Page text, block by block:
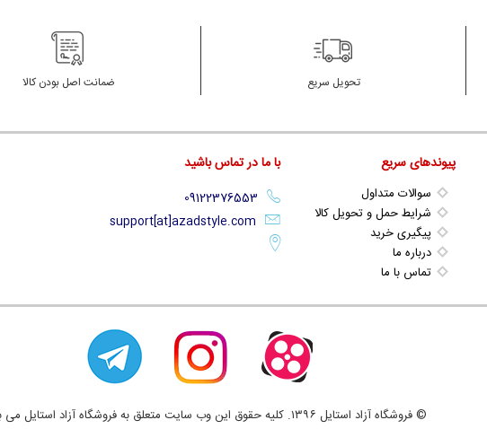
تحویل سریع ضمانت اصل بودن کالا
پیوندهای سریع
سوالات متداول
شرایط حمل و تحویل کالا
پیگیری خرید
درباره ما
تماس با ما
با ما در تماس باشید
support[at]azadstyle.com
© فروشگاه آزاد استایل ۱۳۹۶. کلیه حقوق این وب سایت متعلق به فروشگاه آزاد استایل می باشد.